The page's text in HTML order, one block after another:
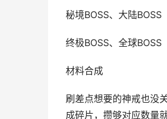
秘境BOSS、大陆
终极BOSS、全球
材料合成
刷差点想要的神戒也没
成碎片，攒够对应数量